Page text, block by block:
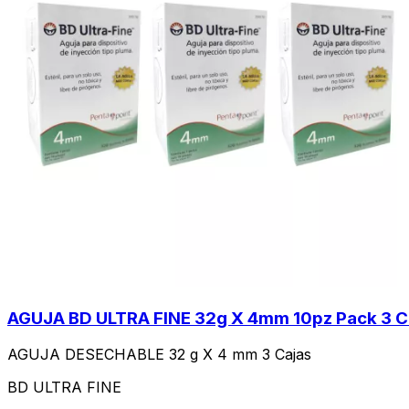
AGUJA BD ULTRA FINE 32g X 4mm 10pz Pack 3
AGUJA DESECHABLE 32 g X 4 mm 3 Cajas
BD ULTRA FINE